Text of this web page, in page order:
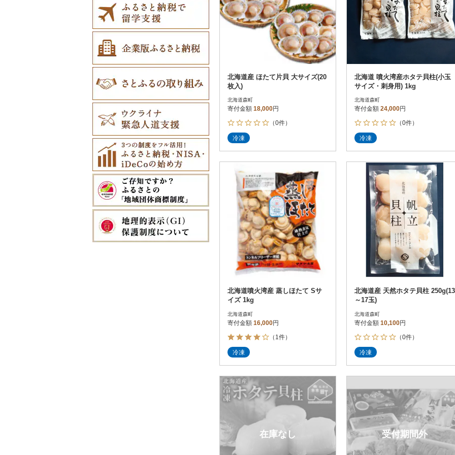
北海道産 ほたて片貝 大サイズ(20
枚入)
北海道森町
寄付金額 18,000円
（0件）
冷凍
北海道 噴火湾産ホタテ貝柱(小玉
サイズ・刺身用) 1kg
北海道森町
寄付金額 24,000円
（0件）
冷凍
北海道噴火湾産 蒸しほたて Sサ
イズ 1kg
北海道森町
寄付金額 16,000円
（1件）
冷凍
北海道産 天然ホタテ貝柱 250g(13
～17玉)
北海道森町
寄付金額 10,100円
（0件）
冷凍
在庫なし 受付期間外